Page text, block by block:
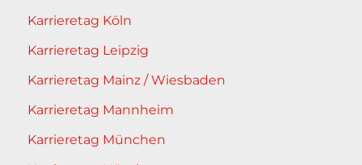
Karrieretag Köln
Karrieretag Leipzig
Karrieretag Mainz / Wiesbaden
Karrieretag Mannheim
Karrieretag München